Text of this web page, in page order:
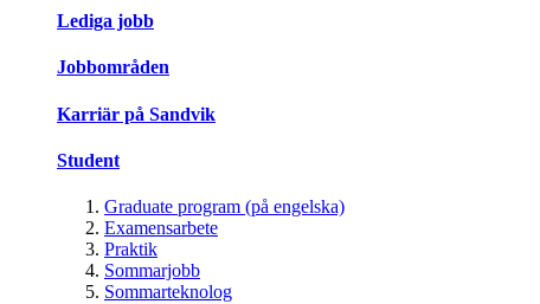
Lediga jobb
Jobbområden
Karriär på Sandvik
Student
Graduate program (på engelska)
Examensarbete
Praktik
Sommarjobb
Sommarteknolog